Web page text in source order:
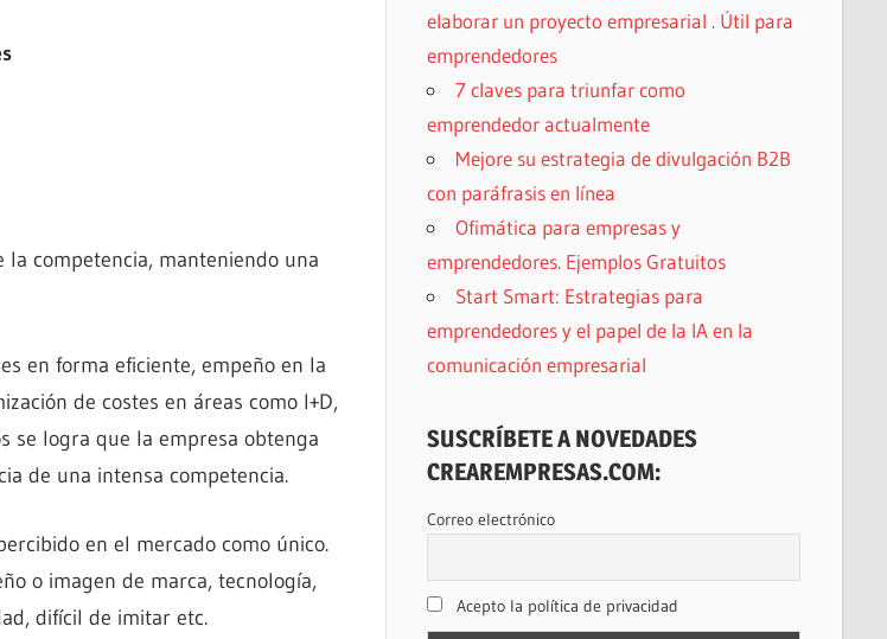
la competencia, manteniendo una
en forma eficiente, empeño en la
de costes en áreas como I+D,
se logra que la empresa obtenga
de una intensa competencia.
en el mercado como único.
o imagen de marca, tecnología,
difícil de imitar etc.
elaborar un proyecto empresarial . Útil para
emprendedores
7 claves para triunfar como
emprendedor actualmente
Mejore su estrategia de divulgación B2B
con paráfrasis en línea
Ofimática para empresas y
emprendedores. Ejemplos Gratuitos
Start Smart: Estrategias para
emprendedores y el papel de la IA en la
comunicación empresarial
SUSCRÍBETE A NOVEDADES
CREAREMPRESAS.COM:
Correo electrónico
Acepto la política de privacidad